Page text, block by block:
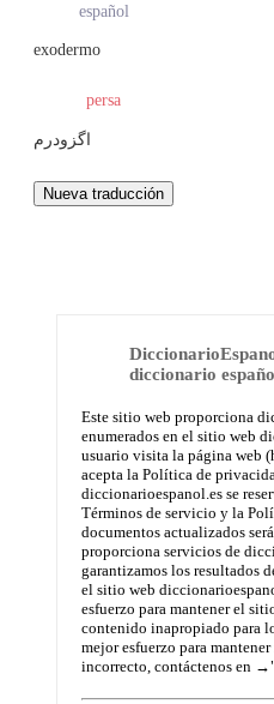
español
exodermo
persa
اگزودرم
diccionario
Este sitio web proporciona
enumerados en el sitio web
usuario visita la página web
acepta la Política de
diccionarioespanol.es se
Términos de servicio y la
documentos actualizados
proporciona servicios de
garantizamos los resultados
el sitio web
esfuerzo para mantener el
contenido inapropiado para
mejor esfuerzo para
incorrecto, contáctenos en →